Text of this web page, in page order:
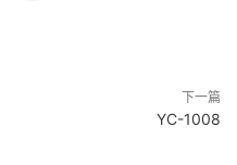
下一篇
YC-1008